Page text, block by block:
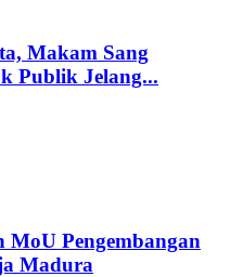
Makam Sang
Publik Jelang...
MoU Pengembangan
Madura